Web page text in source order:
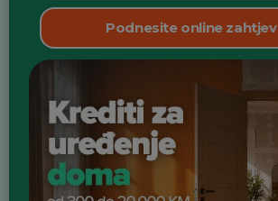
Podnesite online zahtjev